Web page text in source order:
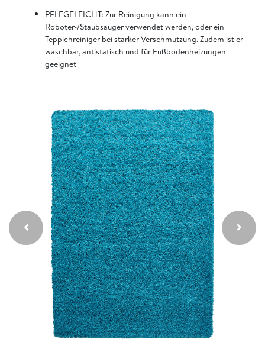
PFLEGELEICHT: Zur Reinigung kann ein
Roboter-/Staubsauger verwendet werden, oder ein
Teppichreiniger bei starker Verschmutzung. Zudem ist er
waschbar, antistatisch und für Fußbodenheizungen
geeignet